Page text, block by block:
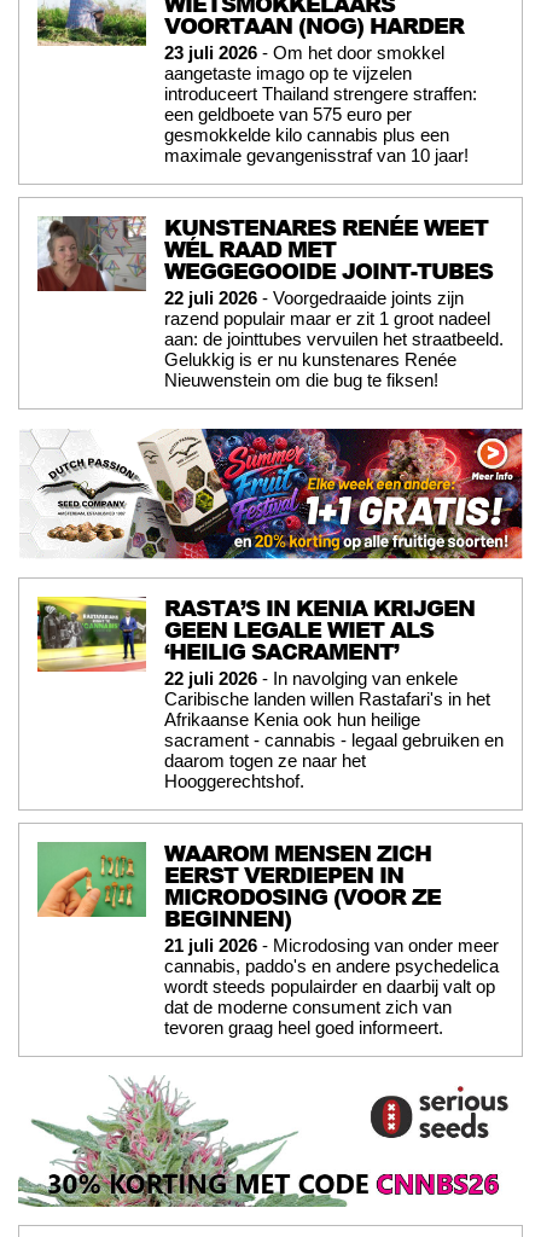
VOORTAAN (NOG) HARDER
23 juli 2026 - Om het door smokkel
aangetaste imago op te vijzelen
introduceert Thailand strengere straffen:
een geldboete van 575 euro per
gesmokkelde kilo cannabis plus een
maximale gevangenisstraf van 10 jaar!
KUNSTENARES RENÉE WEET
WÉL RAAD MET
WEGGEGOOIDE JOINT-TUBES
22 juli 2026 - Voorgedraaide joints zijn
razend populair maar er zit 1 groot nadeel
aan: de jointtubes vervuilen het straatbeeld.
Gelukkig is er nu kunstenares Renée
Nieuwenstein om die bug te fiksen!
RASTA’S IN KENIA KRIJGEN
GEEN LEGALE WIET ALS
‘HEILIG SACRAMENT’
22 juli 2026 - In navolging van enkele
Caribische landen willen Rastafari's in het
Afrikaanse Kenia ook hun heilige
sacrament - cannabis - legaal gebruiken en
daarom togen ze naar het
Hooggerechtshof.
WAAROM MENSEN ZICH
EERST VERDIEPEN IN
MICRODOSING (VOOR ZE
BEGINNEN)
21 juli 2026 - Microdosing van onder meer
cannabis, paddo's en andere psychedelica
wordt steeds populairder en daarbij valt op
dat de moderne consument zich van
tevoren graag heel goed informeert.